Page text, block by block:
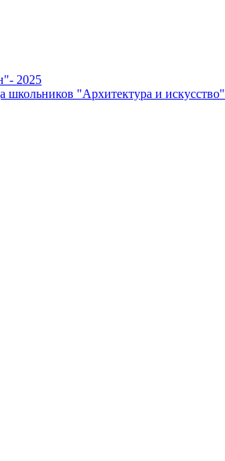
2025
"Архитектура и искусство"